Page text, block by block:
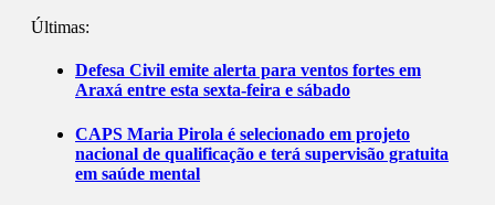
Últimas:
Defesa Civil emite alerta para ventos fortes em
Araxá entre esta sexta-feira e sábado
CAPS Maria Pirola é selecionado em projeto
nacional de qualificação e terá supervisão gratuita
em saúde mental